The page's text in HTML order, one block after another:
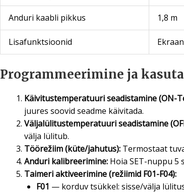
Anduri kaabli pikkus 1,8 m
Lisafunktsioonid
Programmeerimine ja
Käivitustemperatuuri seadistamine (ON-
juures soovid seadme käivitada.
Väljalülitustemperatuuri seadistamine
välja lülitub.
Töörežiim (küte/jahutus):Termostaat
Anduri kalibreerimine:Hoia SET-nuppu 5
Taimeri aktiveerimine (režiimid F01-F04):
F01 — korduv tsükkel: sisse/välja